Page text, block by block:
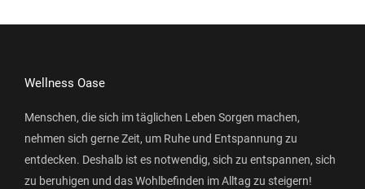
Wellness Oase
Menschen, die sich im täglichen Leben Sorgen machen,
nehmen sich gerne Zeit, um Ruhe und Entspannung zu
entdecken. Deshalb ist es notwendig, sich zu entspannen, sich
zu beruhigen und das Wohlbefinden im Alltag zu steigern!